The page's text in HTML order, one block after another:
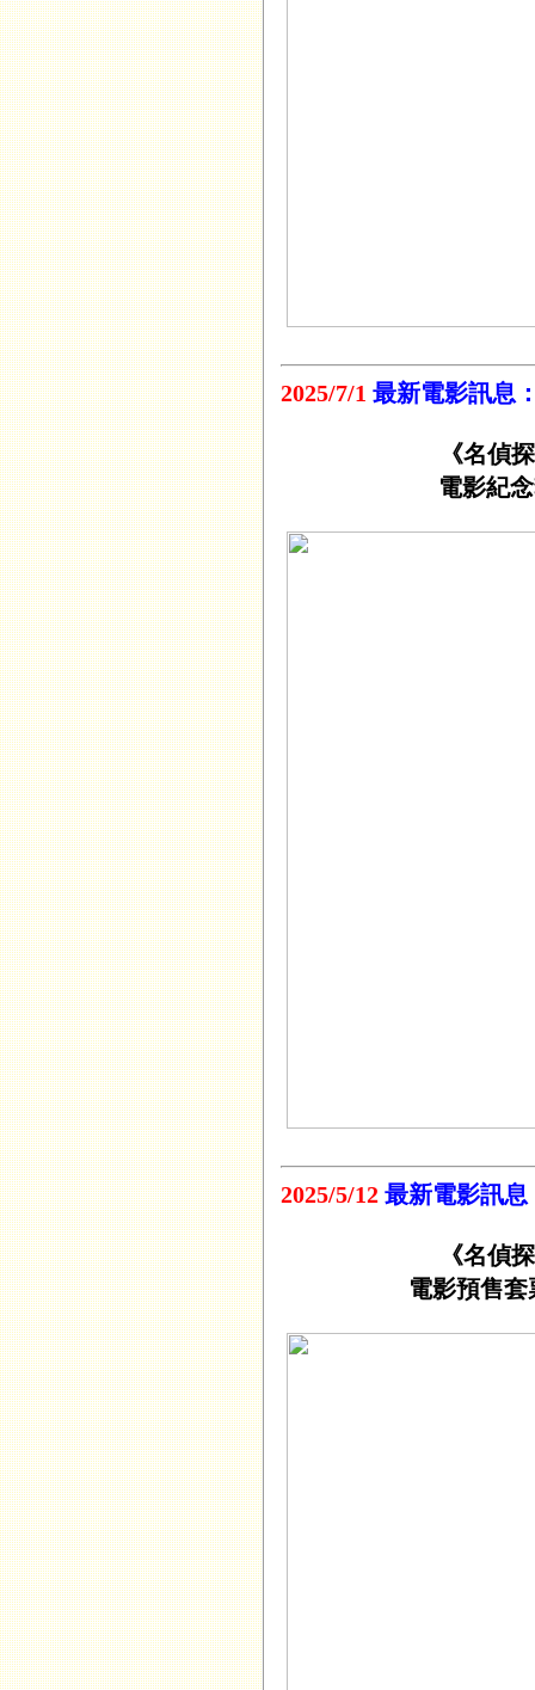
2025/7/1 最新電影訊息
《名偵
電影紀
2025/5/12 最新電影訊息
《名偵
電影預售